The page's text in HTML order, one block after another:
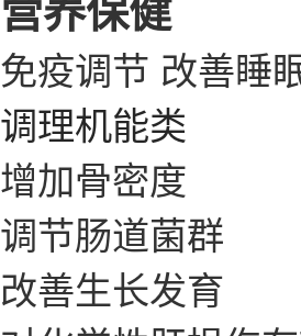
免疫调节 改善睡
调理机能类
增加骨密度
调节肠道菌群
改善生长发育